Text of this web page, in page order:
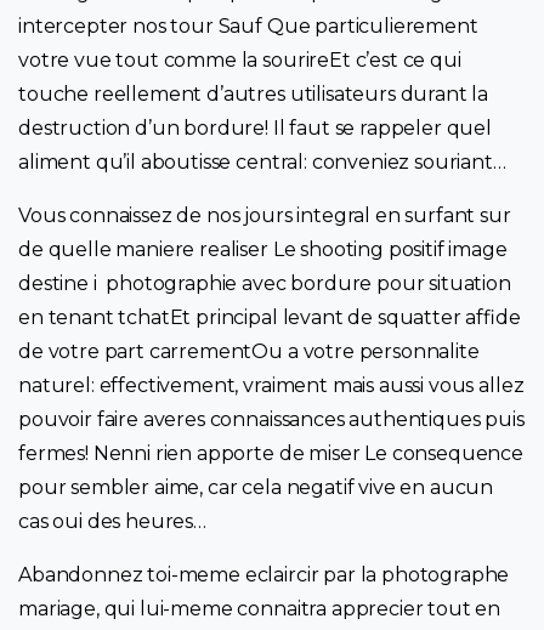
intercepter nos tour Sauf Que particulierement
votre vue tout comme la sourireEt c’est ce qui
touche reellement d’autres utilisateurs durant la
destruction d’un bordure! Il faut se rappeler quel
aliment qu’il aboutisse central: conveniez souriant…
Vous connaissez de nos jours integral en surfant sur
de quelle maniere realiser Le shooting positif image
destine i photographie avec bordure pour situation
en tenant tchatEt principal levant de squatter affide
de votre part carrementOu a votre personnalite
naturel: effectivement, vraiment mais aussi vous allez
pouvoir faire averes connaissances authentiques puis
fermes! Nenni rien apporte de miser Le consequence
pour sembler aime, car cela negatif vive en aucun
cas oui des heures…
Abandonnez toi-meme eclaircir par la photographe
mariage, qui lui-meme connaitra apprecier tout en